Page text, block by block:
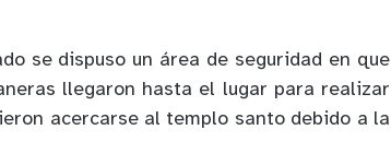
se dispuso un área de seguridad en que
llegaron hasta el lugar para realizar
acercarse al templo santo debido a la